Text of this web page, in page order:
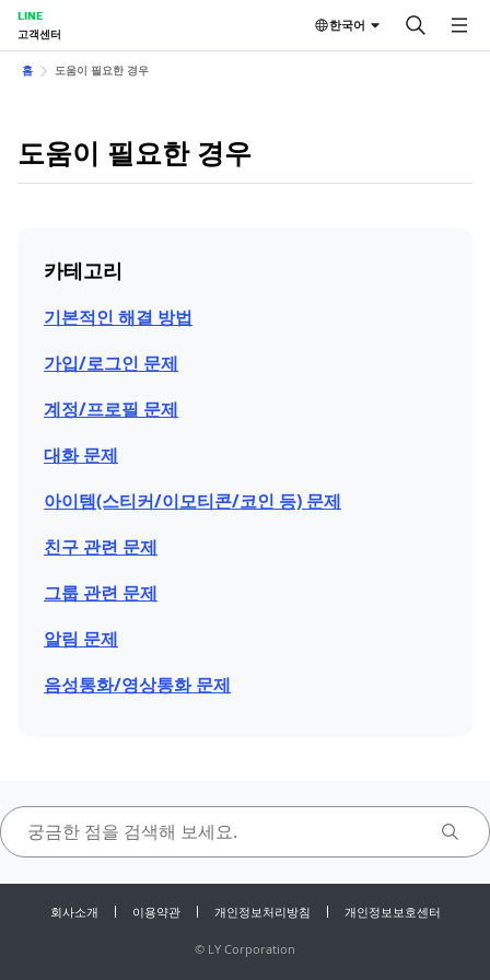
LINE
고객센터
한국어
홈 도움이 필요한 경우
도움이 필요한 경우
카테고리
기본적인 해결 방법
가입/로그인 문제
계정/프로필 문제
대화 문제
아이템(스티커/이모티콘/코인 등) 문제
친구 관련 문제
그룹 관련 문제
알림 문제
음성통화/영상통화 문제
회사소개 이용약관 개인정보처리방침 개인정보보호센터
© LY Corporation